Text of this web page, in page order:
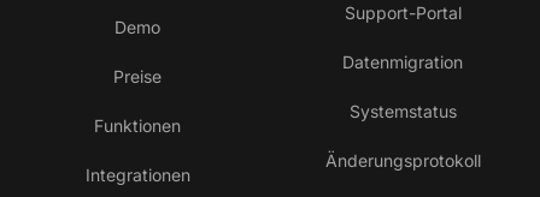
Demo
Preise
Funktionen
Integrationen
Support-Portal
Datenmigration
Systemstatus
Änderungsprotokoll